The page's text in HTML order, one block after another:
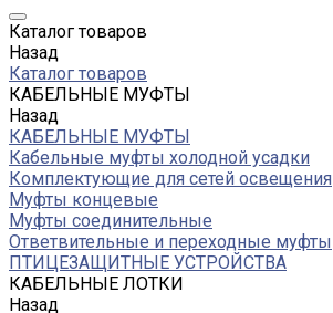
Каталог товаров
Назад
Каталог товаров
КАБЕЛЬНЫЕ МУФТЫ
Назад
КАБЕЛЬНЫЕ МУФТЫ
Кабельные муфты холодной усадки
Комплектующие для сетей освещения
Муфты концевые
Муфты соединительные
Ответвительные и переходные муфты
ПТИЦЕЗАЩИТНЫЕ УСТРОЙСТВА
КАБЕЛЬНЫЕ ЛОТКИ
Назад